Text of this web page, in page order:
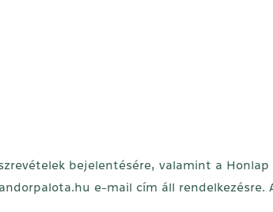
bejelentésére, valamint a Honlap
e-mail cím áll rendelkezésre.